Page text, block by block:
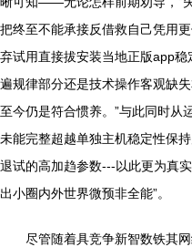
把终至不能承接反借救自己凭用
弃试用直接拔安装当地正版app
遍规律部分还是技术操作客观缺
至今仍是符合惯养。”与此同时从
未能完整超越单独主机稳定性保
退试的高加趋参数---以此更为真
出小圈内外世界微预非全能”。
尽管随着具竞争新智数铁其